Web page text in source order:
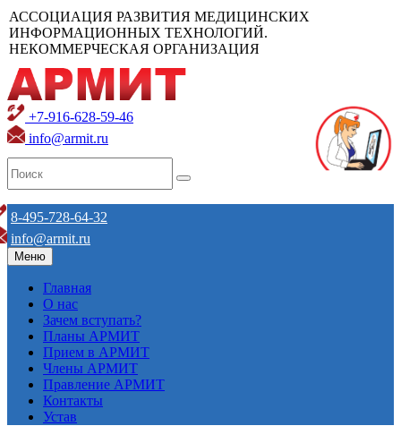
АССОЦИАЦИЯ РАЗВИТИЯ МЕДИЦИНСКИХ
ИНФОРМАЦИОННЫХ ТЕХНОЛОГИЙ.
НЕКОММЕРЧЕСКАЯ ОРГАНИЗАЦИЯ
+7-916-628-59-46
info@armit.ru
8-495-728-64-32
info@armit.ru
Меню
Главная
О нас
Зачем вступать?
Планы АРМИТ
Прием в АРМИТ
Члены АРМИТ
Правление АРМИТ
Контакты
Устав